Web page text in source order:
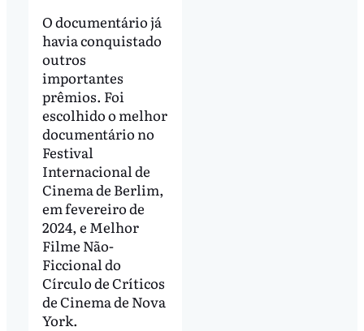
O documentário já
havia conquistado
outros
importantes
prêmios. Foi
escolhido o melhor
documentário no
Festival
Internacional de
Cinema de Berlim,
em fevereiro de
2024, e Melhor
Filme Não-
Ficcional do
Círculo de Críticos
de Cinema de Nova
York.